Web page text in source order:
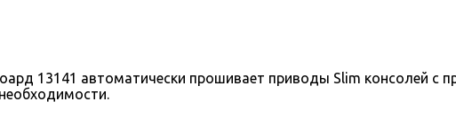
13141 автоматически прошивает приводы Slim консолей с